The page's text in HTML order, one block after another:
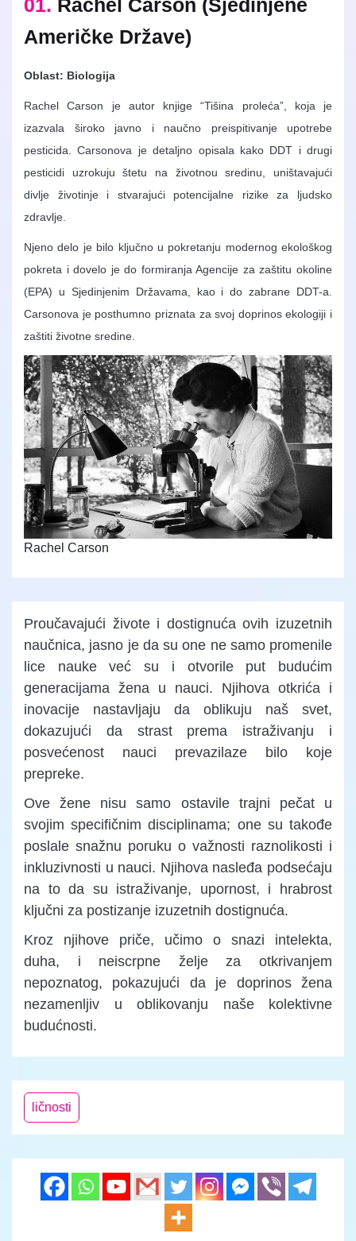
01. Rachel Carson (Sjedinjene
Američke Države)
Oblast: Biologija
Rachel Carson je autor knjige “Tišina proleća”, koja je
izazvala široko javno i naučno preispitivanje upotrebe
pesticida. Carsonova je detaljno opisala kako DDT i drugi
pesticidi uzrokuju štetu na životnou sredinu, uništavajući
divlje životinje i stvarajući potencijalne rizike za ljudsko
zdravlje.
Njeno delo je bilo ključno u pokretanju modernog ekološkog
pokreta i dovelo je do formiranja Agencije za zaštitu okoline
(EPA) u Sjedinjenim Državama, kao i do zabrane DDT-a.
Carsonova je posthumno priznata za svoj doprinos ekologiji i
zaštiti životne sredine.
Rachel Carson
Proučavajući živote i dostignuća ovih izuzetnih
naučnica, jasno je da su one ne samo promenile
lice nauke već su i otvorile put budućim
generacijama žena u nauci. Njihova otkrića i
inovacije nastavljaju da oblikuju naš svet,
dokazujući da strast prema istraživanju i
posvećenost nauci prevazilaze bilo koje
prepreke.
Ove žene nisu samo ostavile trajni pečat u
svojim specifičnim disciplinama; one su takođe
poslale snažnu poruku o važnosti raznolikosti i
inkluzivnosti u nauci. Njihova nasleđa podsećaju
na to da su istraživanje, upornost, i hrabrost
ključni za postizanje izuzetnih dostignuća.
Kroz njihove priče, učimo o snazi intelekta,
duha, i neiscrpne želje za otkrivanjem
nepoznatog, pokazujući da je doprinos žena
nezamenljiv u oblikovanju naše kolektivne
budućnosti.
ličnosti